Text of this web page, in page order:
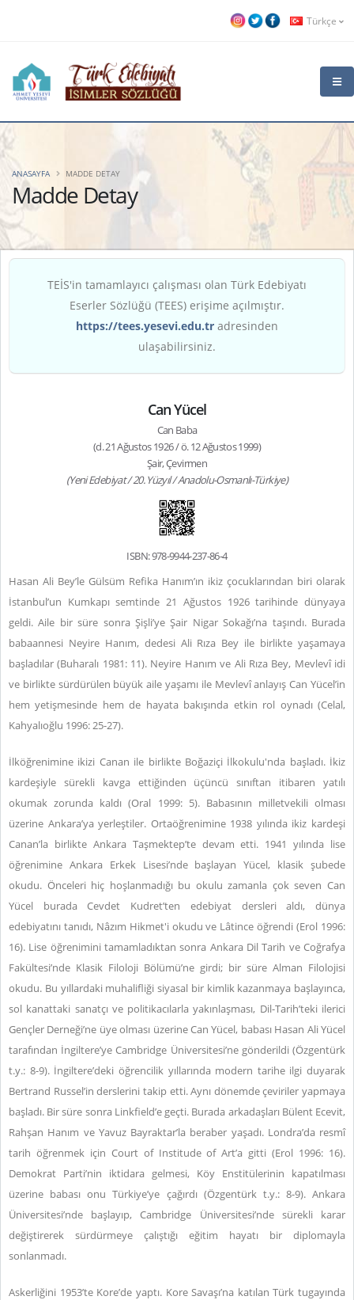
Türkçe
Madde Detay
ANASAYFA MADDE DETAY
TEİS'in tamamlayıcı çalışması olan Türk Edebiyatı
Eserler Sözlüğü (TEES) erişime açılmıştır.
https://tees.yesevi.edu.tr adresinden
ulaşabilirsiniz.
Can Yücel
Can Baba
(d. 21 Ağustos 1926 / ö. 12 Ağustos 1999)
Şair, Çevirmen
(Yeni Edebiyat / 20. Yüzyıl / Anadolu-Osmanlı-Türkiye)
ISBN: 978-9944-237-86-4
Hasan Ali Bey’le Gülsüm Refika Hanım’ın ikiz çocuklarından biri olarak
İstanbul’un Kumkapı semtinde 21 Ağustos 1926 tarihinde dünyaya
geldi. Aile bir süre sonra Şişli’ye Şair Nigar Sokağı’na taşındı. Burada
babaannesi Neyire Hanım, dedesi Ali Rıza Bey ile birlikte yaşamaya
başladılar (Buharalı 1981: 11). Neyire Hanım ve Ali Rıza Bey, Mevlevî idi
ve birlikte sürdürülen büyük aile yaşamı ile Mevlevî anlayış Can Yücel’in
hem yetişmesinde hem de hayata bakışında etkin rol oynadı (Celal,
Kahyalıoğlu 1996: 25-27).
İlköğrenimine ikizi Canan ile birlikte Boğaziçi İlkokulu'nda başladı. İkiz
kardeşiyle sürekli kavga ettiğinden üçüncü sınıftan itibaren yatılı
okumak zorunda kaldı (Oral 1999: 5). Babasının milletvekili olması
üzerine Ankara’ya yerleştiler. Ortaöğrenimine 1938 yılında ikiz kardeşi
Canan’la birlikte Ankara Taşmektep’te devam etti. 1941 yılında lise
öğrenimine Ankara Erkek Lisesi’nde başlayan Yücel, klasik şubede
okudu. Önceleri hiç hoşlanmadığı bu okulu zamanla çok seven Can
Yücel burada Cevdet Kudret’ten edebiyat dersleri aldı, dünya
edebiyatını tanıdı, Nâzım Hikmet'i okudu ve Lâtince öğrendi (Erol 1996:
16). Lise öğrenimini tamamladıktan sonra Ankara Dil Tarih ve Coğrafya
Fakültesi’nde Klasik Filoloji Bölümü’ne girdi; bir süre Alman Filolojisi
okudu. Bu yıllardaki muhalifliği siyasal bir kimlik kazanmaya başlayınca,
sol kanattaki sanatçı ve politikacılarla yakınlaşması, Dil-Tarih’teki ilerici
Gençler Derneği’ne üye olması üzerine Can Yücel, babası Hasan Ali Yücel
tarafından İngiltere’ye Cambridge Üniversitesi’ne gönderildi (Özgentürk
t.y.: 8-9). İngiltere’deki öğrencilik yıllarında modern tarihe ilgi duyarak
Bertrand Russel’in derslerini takip etti. Aynı dönemde çeviriler yapmaya
başladı. Bir süre sonra Linkfield’e geçti. Burada arkadaşları Bülent Ecevit,
Rahşan Hanım ve Yavuz Bayraktar’la beraber yaşadı. Londra’da resmî
tarih öğrenmek için Court of Institude of Art’a gitti (Erol 1996: 16).
Demokrat Parti’nin iktidara gelmesi, Köy Enstitülerinin kapatılması
üzerine babası onu Türkiye’ye çağırdı (Özgentürk t.y.: 8-9). Ankara
Üniversitesi’nde başlayıp, Cambridge Üniversitesi’nde sürekli karar
değiştirerek sürdürmeye çalıştığı eğitim hayatı bir diplomayla
sonlanmadı.
Askerliğini 1953’te Kore’de yaptı. Kore Savaşı’na katılan Türk tugayında